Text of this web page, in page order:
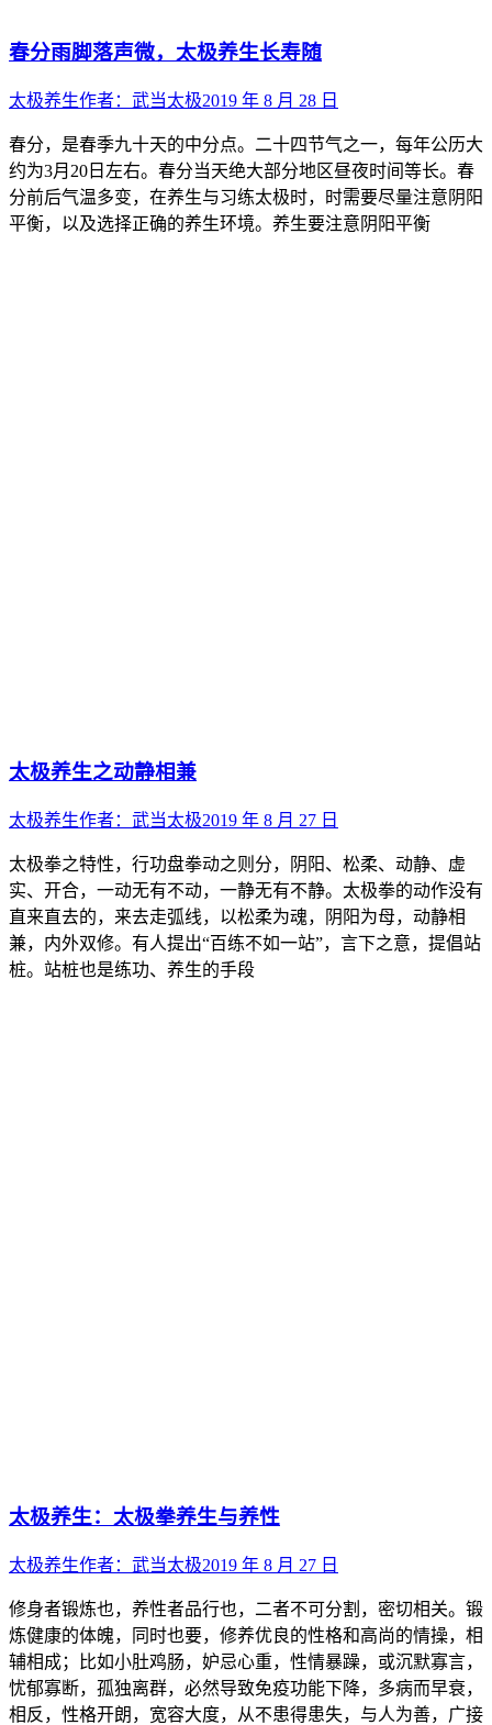
春分雨脚落声微，太极养生长寿随
太极养生作者： 武当太极2019 年 8 月 28 日
春分，是春季九十天的中分点。二十四节气之一，每年公历大
约为3月20日左右。春分当天绝大部分地区昼夜时间等长。春
分前后气温多变，在养生与习练太极时，时需要尽量注意阴阳
平衡，以及选择正确的养生环境。养生要注意阴阳平衡
太极养生之动静相兼
太极养生作者： 武当太极2019 年 8 月 27 日
太极拳之特性，行功盘拳动之则分，阴阳、松柔、动静、虚
实、开合，一动无有不动，一静无有不静。太极拳的动作没有
直来直去的，来去走弧线，以松柔为魂，阴阳为母，动静相
兼，内外双修。有人提出“百练不如一站”，言下之意，提倡站
桩。站桩也是练功、养生的手段
太极养生：太极拳养生与养性
太极养生作者： 武当太极2019 年 8 月 27 日
修身者锻炼也，养性者品行也，二者不可分割，密切相关。锻
炼健康的体魄，同时也要，修养优良的性格和高尚的情操，相
辅相成；比如小肚鸡肠，妒忌心重，性情暴躁，或沉默寡言，
忧郁寡断，孤独离群，必然导致免疫功能下降，多病而早衰，
相反，性格开朗，宽容大度，从不患得患失，与人为善，广接